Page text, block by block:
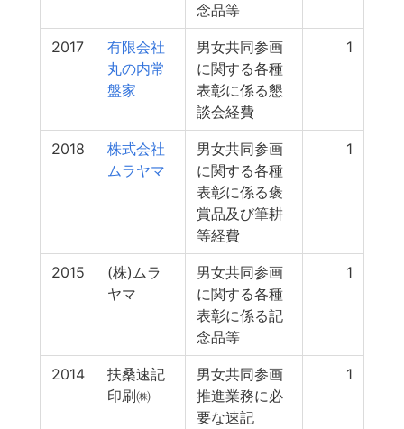
念品等
2017
有限会社
丸の内常
盤家
男女共同参画
に関する各種
表彰に係る懇
談会経費
1
2018
株式会社
ムラヤマ
男女共同参画
に関する各種
表彰に係る褒
賞品及び筆耕
等経費
1
2015
(株)ムラ
ヤマ
男女共同参画
に関する各種
表彰に係る記
念品等
1
2014
扶桑速記
印刷㈱
男女共同参画
推進業務に必
要な速記
1